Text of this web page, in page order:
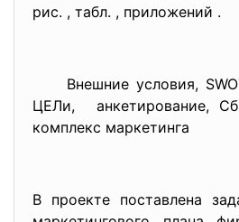
рис. , табл. , приложений .
Внешние условия,
ЦЕЛи, анкетирование,
комплекс маркетинга
В проекте поставлена